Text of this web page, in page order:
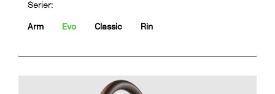
Serier:
Arm Evo Classic Rin